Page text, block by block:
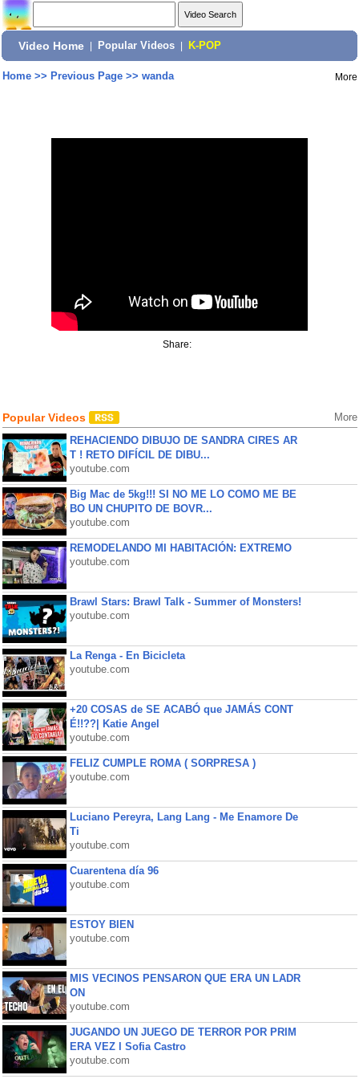
Video Home Popular Videos K-POP
Home>> Previous Page>> wanda More
Share:
Popular Videos More
REHACIENDO DIBUJO DE SANDRA CIRES AR
T ! RETO DIFÍCIL DE DIBU...
youtube.com
Big Mac de 5kg!!! SI NO ME LO COMO ME BE
BO UN CHUPITO DE BOVR...
youtube.com
REMODELANDO MI HABITACIÓN: EXTREMO
youtube.com
Brawl Stars: Brawl Talk - Summer of Monsters!
youtube.com
La Renga - En Bicicleta
youtube.com
+20 COSAS de SE ACABÓ que JAMÁS CONT
É!!??| Katie Angel
youtube.com
FELIZ CUMPLE ROMA ( SORPRESA )
youtube.com
Luciano Pereyra, Lang Lang - Me Enamore De
Ti
youtube.com
Cuarentena día 96
youtube.com
ESTOY BIEN
youtube.com
MIS VECINOS PENSARON QUE ERA UN LADR
ON
youtube.com
JUGANDO UN JUEGO DE TERROR POR PRIM
ERA VEZ l Sofia Castro
youtube.com